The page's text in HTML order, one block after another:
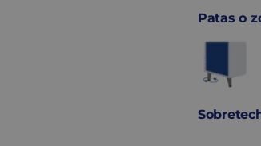
Patas o